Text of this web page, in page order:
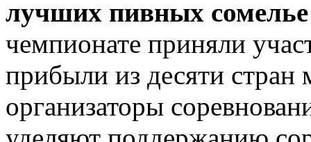
лучших пивных
чемпионате приняли
прибыли из десяти
организаторы